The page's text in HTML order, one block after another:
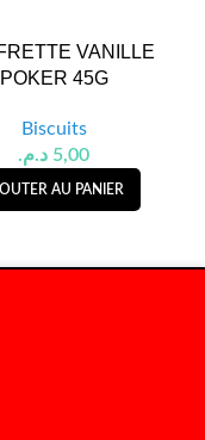
VANILLE
POKER 45G
Biscuits
5,00 د.م.
AU PANIER